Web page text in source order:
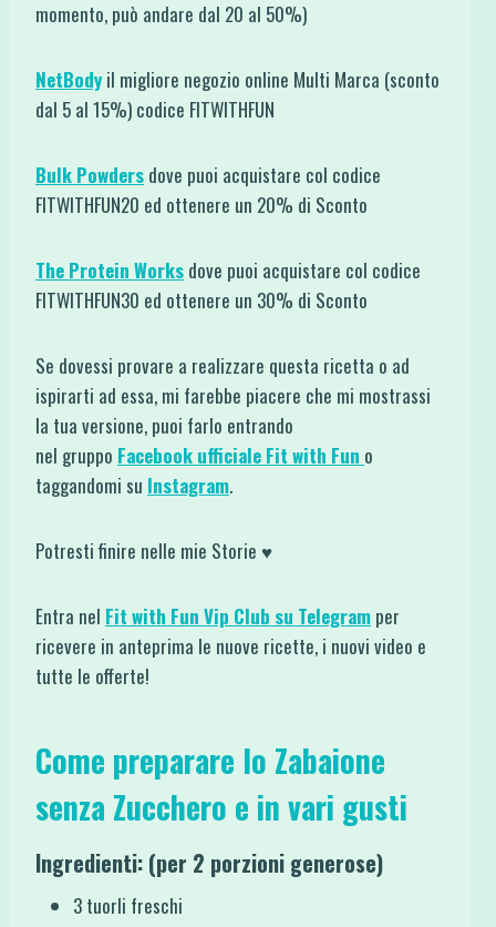
momento, può andare dal 20 al 50%)
NetBodyil migliore negozio online Multi Marca (sconto
dal 5 al 15%) codice FITWITHFUN
Bulk Powders dove puoi acquistare col codice
FITWITHFUN20 ed ottenere un 20% di Sconto
The Protein Works dove puoi acquistare col codice
FITWITHFUN30 ed ottenere un 30% di Sconto
Se dovessi provare a realizzare questa ricetta o ad
ispirarti ad essa, mi farebbe piacere che mi mostrassi
la tua versione, puoi farlo entrando
nel gruppo Facebook ufficiale Fit with Fun o
taggandomi su Instagram.
Potresti finire nelle mie Storie ♥
Entra nel Fit with Fun Vip Club su Telegram per
ricevere in anteprima le nuove ricette, i nuovi video e
tutte le offerte!
Come preparare lo Zabaione
senza Zucchero e in vari gusti
Ingredienti: (per 2 porzioni generose)
3 tuorli freschi